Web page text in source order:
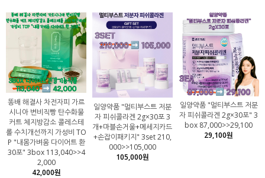
똥배 해결사 차전자피 가르
시니아 변비직빵 탄수화물
커트 체지방감소 콜레스테
롤 수치개선까지 가성비 TO
P "내몸가벼움 다이어트 환
30포" 3box 113,040>>4
2,000
42,000원
일양약품 "멀티부스트 저분
자 피쉬콜라겐 2g×30포 3
개+마블손거울+메세지카드
+손잡이패키지" 3set 210,
000>>105,000
105,000원
일양약품 "멀티부스트 저분
자 피쉬콜라겐 2g×30포" 3
box 87,000>>29,100
29,100원